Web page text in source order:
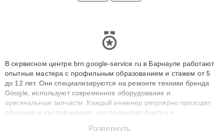
В сервисном центре brn.google-service.ru в Барнауле работают
опытные мастера с профильным образованием и стажем от 5
до 12 лет. Они специализируются на ремонте техники бренда
Google, используют современное оборудование и
оригинальные запчасти. Каждый инженер регулярно проходит
обучение и сертификацию, что позволяет быстро и
Развернуть